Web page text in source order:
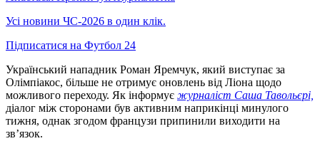
Усі новини ЧС-2026 в один клік.
Підписатися на Футбол 24
Український нападник Роман Яремчук, який виступає за
Олімпіакос, більше не отримує оновлень від Ліона щодо
можливого переходу. Як інформує журналіст Саша Тавольєрі,
діалог між сторонами був активним наприкінці минулого
тижня, однак згодом французи припинили виходити на
зв’язок.